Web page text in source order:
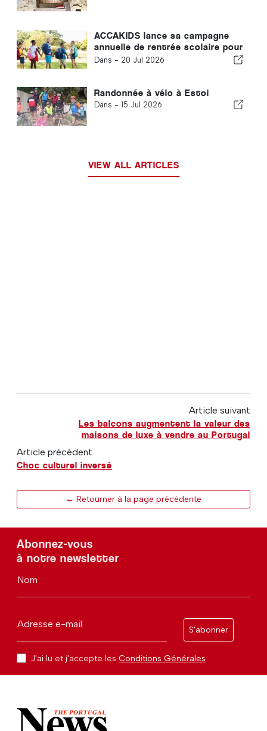
ACCAKIDS lance sa campagne
annuelle de rentrée scolaire pour
offrir à chaque enfant un départ
Dans - 20 Jul 2026
Randonnée à vélo à Estoi
Dans - 15 Jul 2026
VIEW ALL ARTICLES
Article suivant
Les balcons augmentent la valeur des
maisons de luxe à vendre au Portugal
Article précédent
Choc culturel inversé
← Retourner à la page précédente
Abonnez-vous
à notre newsletter
Nom
Adresse e-mail
S'abonner
J'ai lu et j'accepte les Conditions Générales